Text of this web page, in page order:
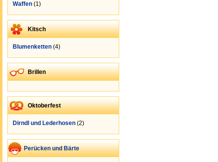
Waffen (1)
Kitsch
Blumenketten (4)
Brillen
Oktoberfest
Dirndl und Lederhosen (2)
Perücken und Bärte